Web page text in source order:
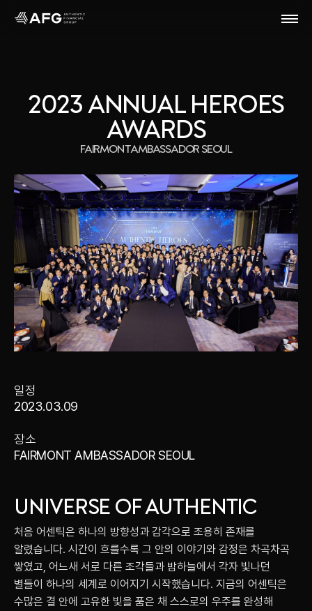
2023 ANNUAL HEROES
AWARDS
FAIRMONT AMBASSADOR SEOUL
일정
2023.03.09
장소
FAIRMONT AMBASSADOR SEOUL
UNIVERSE OF AUTHENTIC
처음 어센틱은 하나의 방향성과 감각으로 조용히 존재를
알렸습니다. 시간이 흐를수록 그 안의 이야기와 감정은 차곡차곡
쌓였고, 어느새 서로 다른 조각들과 밤하늘에서 각자 빛나던
별들이 하나의 세계로 이어지기 시작했습니다. 지금의 어센틱은
수많은 결 안에 고유한 빛을 품은 채 스스로의 우주를 완성해